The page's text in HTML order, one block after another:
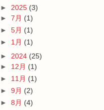
► 2025 (3)
► 7月 (1)
► 5月 (1)
► 1月 (1)
► 2024 (25)
► 12月 (1)
► 11月 (1)
► 9月 (2)
► 8月 (4)